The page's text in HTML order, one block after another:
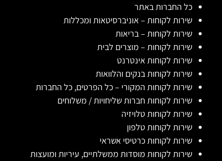
כל החברות באתר
שירות לקוחות – אוניברסיטאות ומכללות
שירות לקוחות – בריאות
שירות לקוחות – מוצרים לבית
שירות לקוחות אינטרנט
שירות לקוחות בנקים והלוואות
שירות לקוחות המקורי – כל הפרטים, כל החברות
שירות לקוחות חברות שליחויות / משלוחים
שירות לקוחות טלויזיה
שירות לקוחות טלפון
שירות לקוחות כרטיסי אשראי
שירות לקוחות מוסדות ממשלתיים, עיריות ומועצות